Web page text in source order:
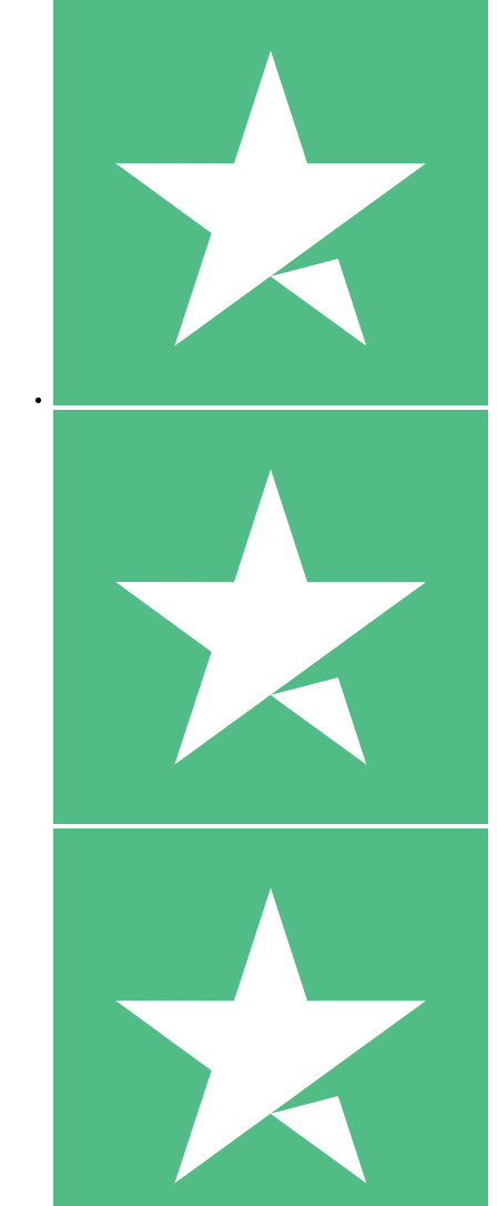
Packs de Crédits Individuels
Payez à l'utilisation avec des crédits de téléchargement. Sans
1 Téléchargement
10 00
10 Téléchargements
20 00